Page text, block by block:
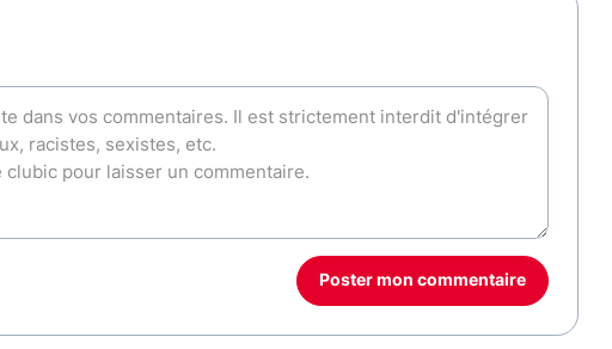
Poster mon commentaire